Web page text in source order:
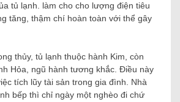
tủ lạnh. làm cho cho lượng điện tiêu
tăng, thậm chí hoàn toàn với thể gây
thủy, tủ lạnh thuộc hành Kim, còn
Hỏa, ngũ hành tương khắc. Điều này
tích lũy tài sản trong gia đình. Nhà
bếp thì chỉ ngày một nghèo đi chứ